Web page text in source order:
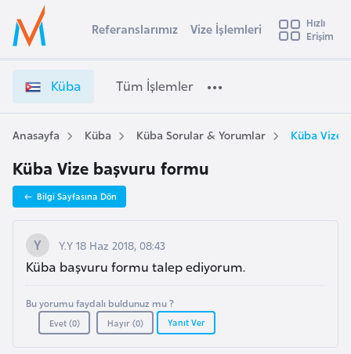
Ülke Seçimi
Başvuru yapmak istediğiniz ülkeyi seçin
Üye
Girişi
ü
a
V
e
İ
ş
l
e
m
l
e
r
i
e
t
Referanslarımız Vize İşlemleri
Hızlı
Erişim
Küba Tüm İşlemler
Anasayfa Küba Küba Sorular & Yorumlar Küba Vize
Küba Vize başvuru formu
Bilgi Sayfasına Dön
Y.Y 18 Haz 2018, 08:43
Küba başvuru formu talep ediyorum.
Bu yorumu faydalı buldunuz mu ?
Evet (0) Hayır (0) Yanıt Ver
s
t
r
a
A
u
s
t
u